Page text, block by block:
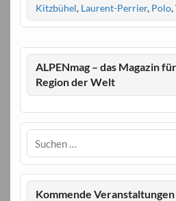
Kitzbühel, Laurent-Perrier, Polo,
ALPENmag – das Magazin
Region der Welt
Kommende Veranstaltungen